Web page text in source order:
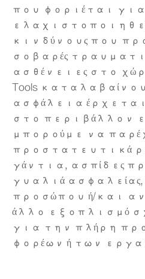
που φοριέται
κινδύνους που
σοβαρές
ασθένειες στο
Tools
ασφάλεια
στο περιβάλλον
μπορούμε να
προστατευτικά
γάντια, ασπίδες
γυαλιά ασφαλείας,
προσώπου ή/και
άλλο εξοπλισμό
για την πλήρη
φορέων ή των